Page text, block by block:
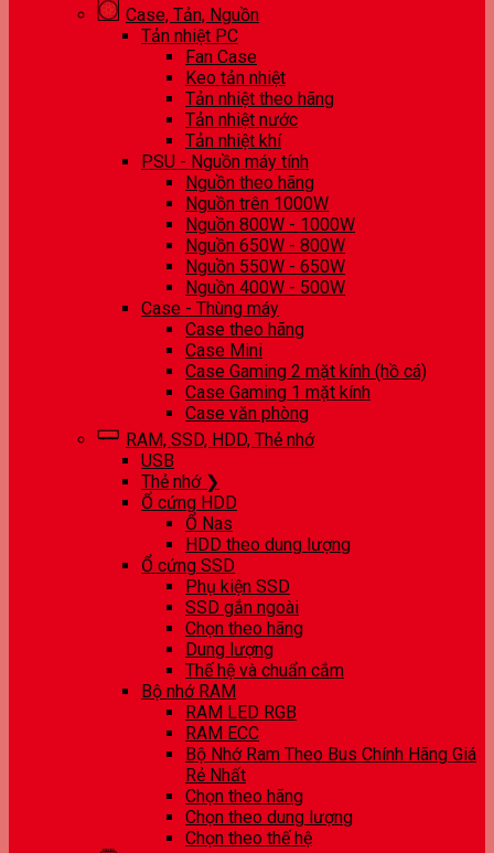
Case, Tản, Nguồn
Tản nhiệt PC
Fan Case
Keo tản nhiệt
Tản nhiệt theo hãng
Tản nhiệt nước
Tản nhiệt khí
PSU - Nguồn máy tính
Nguồn theo hãng
Nguồn trên 1000W
Nguồn 800W - 1000W
Nguồn 650W - 800W
Nguồn 550W - 650W
Nguồn 400W - 500W
Case - Thùng máy
Case theo hãng
Case Mini
Case Gaming 2 mặt kính (hồ cá)
Case Gaming 1 mặt kính
Case văn phòng
RAM, SSD, HDD, Thẻ nhớ
USB
Thẻ nhớ ❯
Ổ cứng HDD
Ổ Nas
HDD theo dung lượng
Ổ cứng SSD
Phụ kiện SSD
SSD gắn ngoài
Chọn theo hãng
Dung lượng
Thế hệ và chuẩn cắm
Bộ nhớ RAM
RAM LED RGB
RAM ECC
Bộ Nhớ Ram Theo Bus Chính Hãng Giá
Rẻ Nhất
Chọn theo hãng
Chọn theo dung lượng
Chọn theo thế hệ